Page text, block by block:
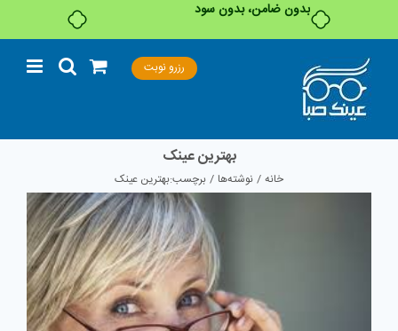
content
رزرو نوبت
بهترین عینک
خانه نوشته‌ها برچسب:بهترین عینک